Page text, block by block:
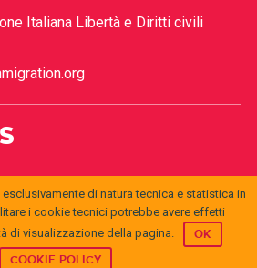
Italiana Libertà e Diritti civili
di natura tecnica e statistica in
i cookie tecnici potrebbe avere effetti
di visualizzazione della pagina.
OK
COOKIE POLICY